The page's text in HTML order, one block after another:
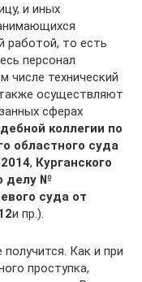
и иных
работой, то есть
персонал
числе технический
осуществляют
сферах
коллегии по
областного суда
, Курганского
делу №
суда от
и пр.).
Как и при
проступка,